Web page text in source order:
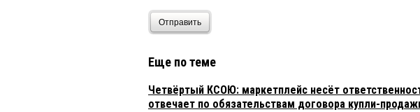
Отправить
Еще по теме
Четвёртый КСОЮ: маркетплейс несёт
отвечает по обязательствам договора купли-